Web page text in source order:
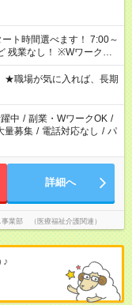
※Wワークの
の就業はご案内できませ
は社会保険への加入対象
の原則禁止）により、
い場合があります
職場が気に入れば、長期
中 / 副業・WワークOK /
量募集 / 電話対応なし / パ
詳細へ
業部 （医療福祉介護関連）
♪